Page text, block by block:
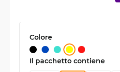
Colore
Il pacchetto contiene